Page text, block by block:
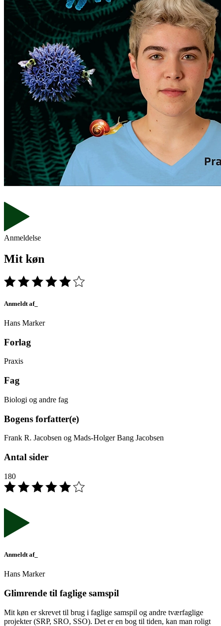
Anmeldelse
Mit køn
Anmeldt af_
Hans Marker
Forlag
Praxis
Fag
Biologi og andre fag
Bogens forfatter(e)
Frank R. Jacobsen og Mads-Holger Bang Jacobsen
Antal sider
180
Anmeldt af_
Hans Marker
Glimrende til faglige samspil
Mit køn er skrevet til brug i faglige samspil og andre tværfaglige
projekter (SRP, SRO, SSO). Det er en bog til tiden, kan man roligt